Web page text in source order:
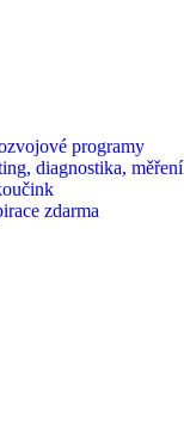
programy
diagnostika, měření
zdarma